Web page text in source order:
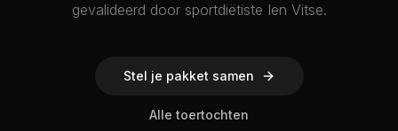
gevalideerd door sportdiëtiste Ien Vitse.
Stel je pakket samen
Alle toertochten